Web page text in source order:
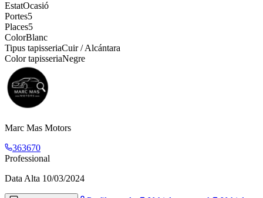
EstatOcasió
Portes5
Places5
ColorBlanc
Tipus tapisseriaCuir / Alcántara
Color tapisseriaNegre
Marc Mas Motors
363670
Professional
Data Alta 10/03/2024